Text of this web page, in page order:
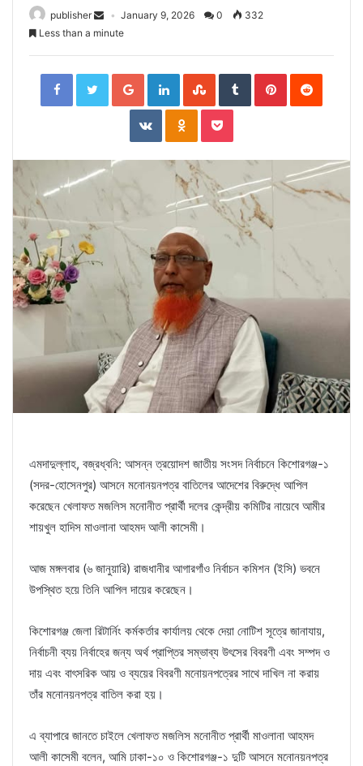
publisher January 9, 2026 0
332
Less than a minute
FacebookTwitterGoogle+LinkedInStumbleUpon
TumblrPinterestReddit
VKontakteOdnoklassniki
Pocket
এমদাদুল্লাহ, বজ্রধ্বনি: আসন্ন ত্রয়োদশ জাতীয় সংসদ নির্বাচনে কিশোরগঞ্জ-১
(সদর-হোসেনপুর) আসনে মনোনয়নপত্র বাতিলের আদেশের বিরুদ্ধে আপিল
করেছেন খেলাফত মজলিস মনোনীত প্রার্থী দলের কেন্দ্রীয় কমিটির নায়েবে আমীর
শায়খুল হাদিস মাওলানা আহমদ আলী কাসেমী।
আজ মঙ্গলবার (৬ জানুয়ারি) রাজধানীর আগারগাঁও নির্বাচন কমিশন (ইসি) ভবনে
উপস্থিত হয়ে তিনি আপিল দায়ের করেছেন।
কিশোরগঞ্জ জেলা রিটার্নিং কর্মকর্তার কার্যালয় থেকে দেয়া নোটিশ সূত্রে জানাযায়,
নির্বাচনী ব্যয় নির্বাহের জন্য অর্থ প্রাপ্তির সম্ভাব্য উৎসের বিবরণী এবং সম্পদ ও
দায় এবং বাৎসরিক আয় ও ব্যয়ের বিবরণী মনোয়নপত্রের সাথে দাখিল না করায়
তাঁর মনোনয়নপত্র বাতিল করা হয়।
এ ব্যাপারে জানতে চাইলে খেলাফত মজলিস মনোনীত প্রার্থী মাওলানা আহমদ
আলী কাসেমী বলেন, আমি ঢাকা-১০ ও কিশোরগঞ্জ-১ দুটি আসনে মনোনয়নপত্র